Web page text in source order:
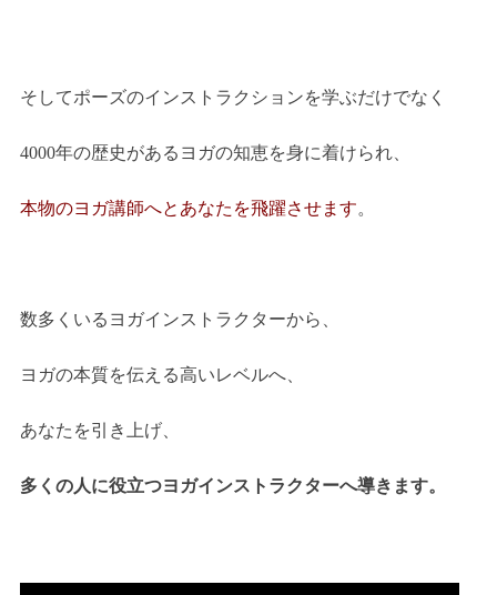
そしてポーズのインストラクションを学ぶだけでなく
4000年の歴史があるヨガの知恵を身に着けられ、
本物のヨガ講師へとあなたを飛躍させます。
数多くいるヨガインストラクターから、
ヨガの本質を伝える高いレベルへ、
あなたを引き上げ、
多くの人に役立つヨガインストラクターへ導きます。